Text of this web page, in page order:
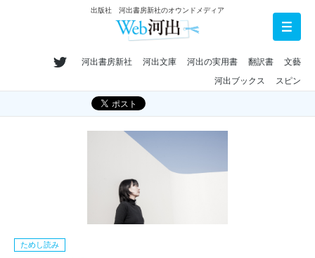
出版社 河出書房新社のオウンドメディア
河出書房新社 河出文庫 河出の実用書 翻訳書
文藝
河出ブックス
スピン
ためし読み